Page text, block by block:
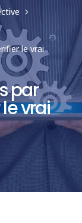
5
le vrai
par
vrai